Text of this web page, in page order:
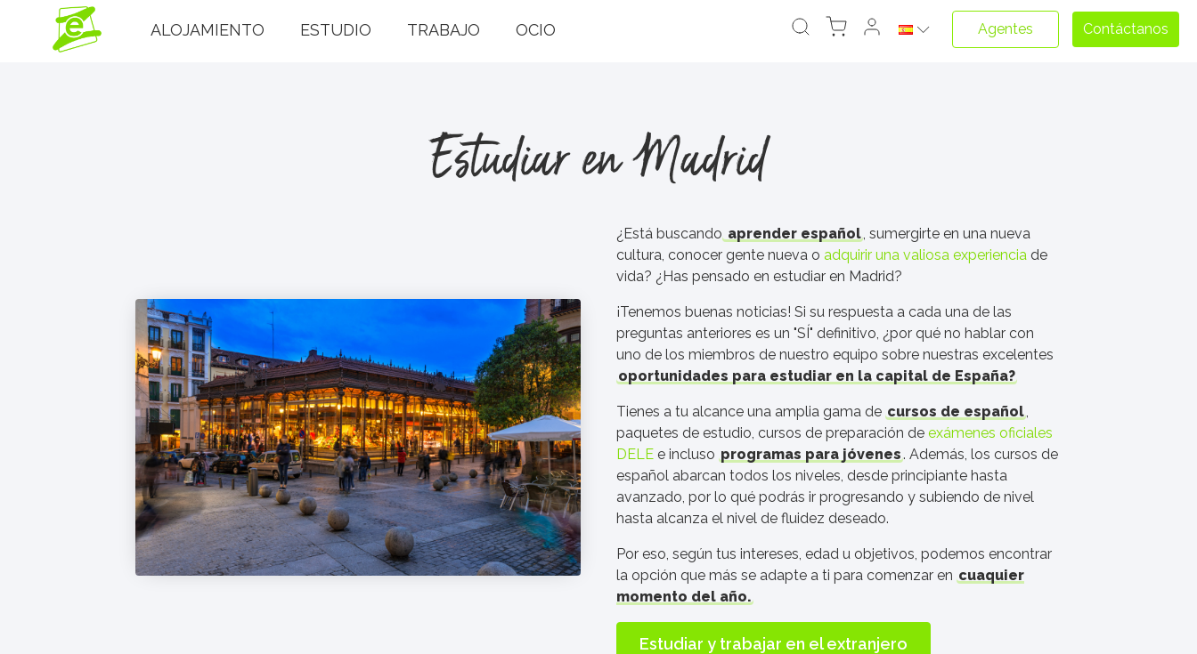
ALOJAMIENTO ESTUDIO TRABAJO OCIO Agentes Contáctanos
Estudiar en Madrid
¿Está buscando aprender español, sumergirte en una nueva
cultura, conocer gente nueva o adquirir una valiosa experiencia de
vida? ¿Has pensado en estudiar en Madrid?
¡Tenemos buenas noticias! Si su respuesta a cada una de las
preguntas anteriores es un "SÍ" definitivo, ¿por qué no hablar con
uno de los miembros de nuestro equipo sobre nuestras excelentes
oportunidades para estudiar en la capital de España?
Tienes a tu alcance una amplia gama de cursos de español,
paquetes de estudio, cursos de preparación de exámenes oficiales
DELE e incluso programas para jóvenes. Además, los cursos de
español abarcan todos los niveles, desde principiante hasta
avanzado, por lo qué podrás ir progresando y subiendo de nivel
hasta alcanza el nivel de fluidez deseado.
Por eso, según tus intereses, edad u objetivos, podemos encontrar
la opción que más se adapte a ti para comenzar en cuaquier
momento del año.
Estudiar y trabajar en el extranjero